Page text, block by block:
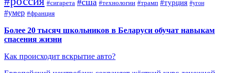
#сигарета #технологии #трамп #турция #угон
#умер #франция
Более 20 тысяч школьников в Беларуси обучат навыкам
спасения жизни
Как происходит вскрытие авто?